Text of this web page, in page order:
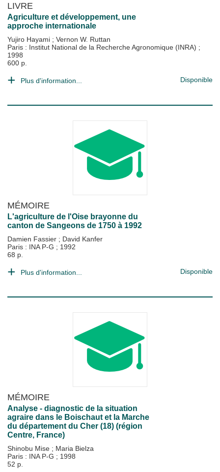
LIVRE
Agriculture et développement, une
approche internationale
Yujiro Hayami ; Vernon W. Ruttan
Paris : Institut National de la Recherche Agronomique (INRA) ;
1998
600 p.
Plus d'information... Disponible
MÉMOIRE
L'agriculture de l'Oise brayonne du
canton de Sangeons de 1750 à 1992
Damien Fassier ; David Kanfer
Paris : INA P-G ; 1992
68 p.
Plus d'information... Disponible
MÉMOIRE
Analyse - diagnostic de la situation
agraire dans le Boischaut et la Marche
du département du Cher (18) (région
Centre, France)
Shinobu Mise ; Maria Bielza
Paris : INA P-G ; 1998
52 p.